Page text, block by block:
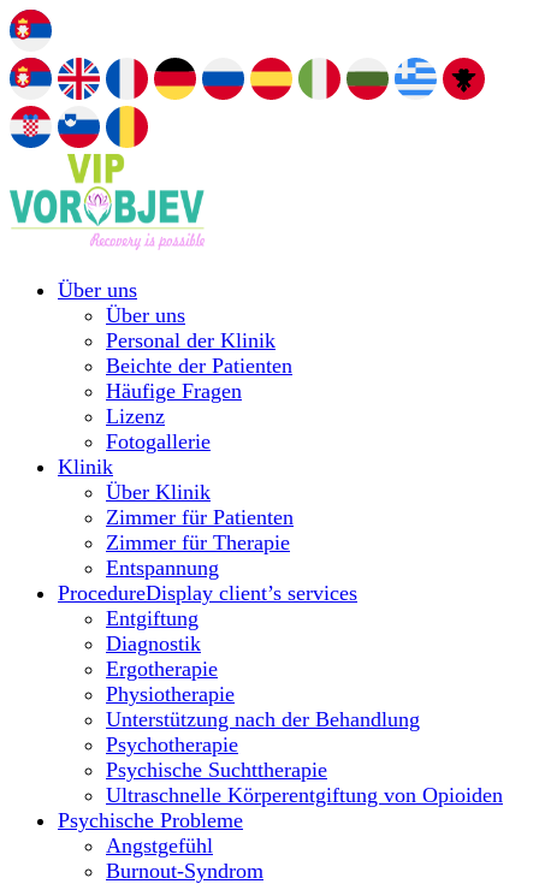
Über uns
Über uns
Personal der Klinik
Beichte der Patienten
Häufige Fragen
Lizenz
Fotogallerie
Klinik
Über Klinik
Zimmer für Patienten
Zimmer für Therapie
Entspannung
ProcedureDisplay client’s services
Entgiftung
Diagnostik
Ergotherapie
Physiotherapie
Unterstützung nach der Behandlung
Psychotherapie
Psychische Suchttherapie
Ultraschnelle Körperentgiftung von Opioiden
Psychische Probleme
Angstgefühl
Burnout-Syndrom